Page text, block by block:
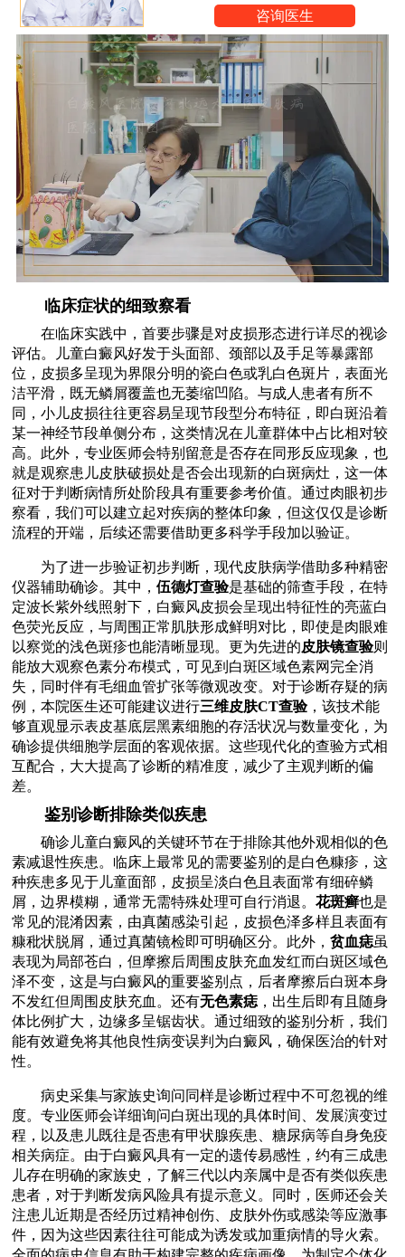
咨询医生
临床症状的细致察看
在临床实践中，首要步骤是对皮损形态进行详尽的视诊
评估。儿童白癜风好发于头面部、颈部以及手足等暴露部
位，皮损多呈现为界限分明的瓷白色或乳白色斑片，表面光
洁平滑，既无鳞屑覆盖也无萎缩凹陷。与成人患者有所不
同，小儿皮损往往更容易呈现节段型分布特征，即白斑沿着
某一神经节段单侧分布，这类情况在儿童群体中占比相对较
高。此外，专业医师会特别留意是否存在同形反应现象，也
就是观察患儿皮肤破损处是否会出现新的白斑病灶，这一体
征对于判断病情所处阶段具有重要参考价值。通过肉眼初步
察看，我们可以建立起对疾病的整体印象，但这仅仅是诊断
流程的开端，后续还需要借助更多科学手段加以验证。
为了进一步验证初步判断，现代皮肤病学借助多种精密
仪器辅助确诊。其中，伍德灯查验是基础的筛查手段，在特
定波长紫外线照射下，白癜风皮损会呈现出特征性的亮蓝白
色荧光反应，与周围正常肌肤形成鲜明对比，即使是肉眼难
以察觉的浅色斑疹也能清晰显现。更为先进的皮肤镜查验则
能放大观察色素分布模式，可见到白斑区域色素网完全消
失，同时伴有毛细血管扩张等微观改变。对于诊断存疑的病
例，本院医生还可能建议进行三维皮肤CT查验，该技术能
够直观显示表皮基底层黑素细胞的存活状况与数量变化，为
确诊提供细胞学层面的客观依据。这些现代化的查验方式相
互配合，大大提高了诊断的精准度，减少了主观判断的偏
差。
鉴别诊断排除类似疾患
确诊儿童白癜风的关键环节在于排除其他外观相似的色
素减退性疾患。临床上最常见的需要鉴别的是白色糠疹，这
种疾患多见于儿童面部，皮损呈淡白色且表面常有细碎鳞
屑，边界模糊，通常无需特殊处理可自行消退。花斑癣也是
常见的混淆因素，由真菌感染引起，皮损色泽多样且表面有
糠秕状脱屑，通过真菌镜检即可明确区分。此外，贫血痣虽
表现为局部苍白，但摩擦后周围皮肤充血发红而白斑区域色
泽不变，这是与白癜风的重要鉴别点，后者摩擦后白斑本身
不发红但周围皮肤充血。还有无色素痣 ，出生后即有且随身
体比例扩大，边缘多呈锯齿状。通过细致的鉴别分析，我们
能有效避免将其他良性病变误判为白癜风，确保医治的针对
性。
病史采集与家族史询问同样是诊断过程中不可忽视的维
度。专业医师会详细询问白斑出现的具体时间、发展演变过
程，以及患儿既往是否患有甲状腺疾患、糖尿病等自身免疫
相关病症。由于白癜风具有一定的遗传易感性，约有三成患
儿存在明确的家族史，了解三代以内亲属中是否有类似疾患
患者，对于判断发病风险具有提示意义。同时，医师还会关
注患儿近期是否经历过精神创伤、皮肤外伤或感染等应激事
件，因为这些因素往往可能成为诱发或加重病情的导火索。